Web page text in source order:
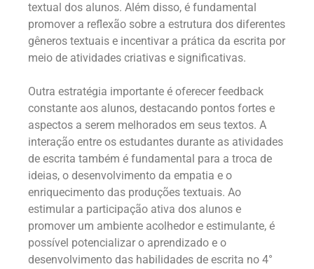
textual dos alunos. Além disso, é fundamental
promover a reflexão sobre a estrutura dos diferentes
gêneros textuais e incentivar a prática da escrita por
meio de atividades criativas e significativas.
Outra estratégia importante é oferecer feedback
constante aos alunos, destacando pontos fortes e
aspectos a serem melhorados em seus textos. A
interação entre os estudantes durante as atividades
de escrita também é fundamental para a troca de
ideias, o desenvolvimento da empatia e o
enriquecimento das produções textuais. Ao
estimular a participação ativa dos alunos e
promover um ambiente acolhedor e estimulante, é
possível potencializar o aprendizado e o
desenvolvimento das habilidades de escrita no 4°